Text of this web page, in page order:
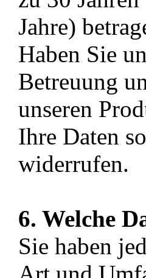
Jahre)
Haben Sie
Betreuung
unseren
Ihre Daten
widerrufen.
6. Welche
Sie haben